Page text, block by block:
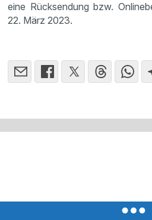
eine Rücksendung bzw.
22. März 2023.